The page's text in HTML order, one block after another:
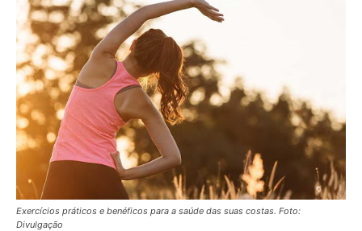
Exercícios práticos e benéficos para a saúde das suas costas. Foto:
Divulgação